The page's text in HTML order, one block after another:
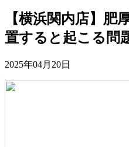
【横浜関内店】肥
置すると起こる問
2025年04月20日